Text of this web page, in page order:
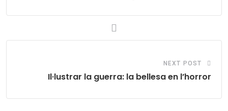
NEXT POST
Il·lustrar la guerra: la bellesa en l’horror